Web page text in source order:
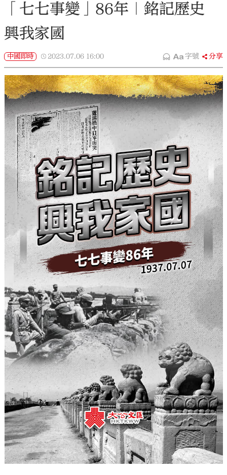
「七七事變」86年｜銘記歷史
興我家國
中國即時 2023.07.06 16:00 字號 分享